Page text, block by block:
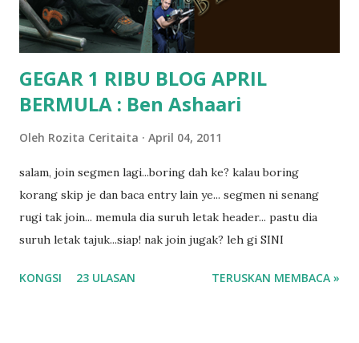
dyslexia tu.. lepas tu kami buat keputusan pu...
GEGAR 1 RIBU BLOG APRIL
BERMULA : Ben Ashaari
Oleh Rozita Ceritaita April 04, 2011
salam, join segmen lagi...boring dah ke? kalau boring
korang skip je dan baca entry lain ye... segmen ni senang
rugi tak join... memula dia suruh letak header... pastu dia
suruh letak tajuk...siap! nak join jugak? leh gi SINI
KONGSI 23 ULASAN TERUSKAN MEMBACA »